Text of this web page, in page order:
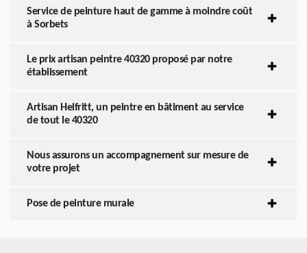
Service de peinture haut de gamme à moindre coût
à Sorbets
Le prix artisan peintre 40320 proposé par notre
établissement
Artisan Helfritt, un peintre en bâtiment au service
de tout le 40320
Nous assurons un accompagnement sur mesure de
votre projet
Pose de peinture murale